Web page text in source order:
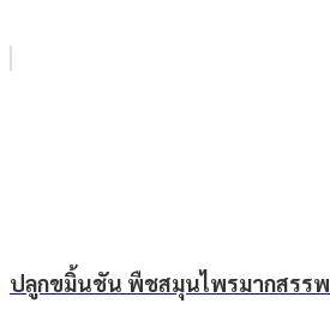
ปลูกขมิ้นชัน พืชสมุนไพรมากสรร